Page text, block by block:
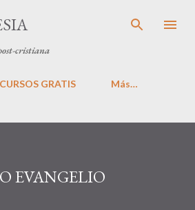
al contenido principal
cristiana
GRATIS Más…
EVANGELIO